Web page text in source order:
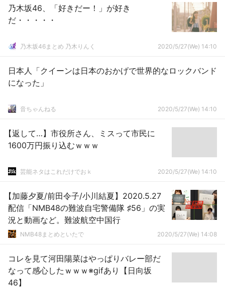
乃木坂46、「好きだー！」が好き
だ・・・・・
乃木坂46まとめ 乃木りんく 2020/5/27(We) 14:10
日本人「クイーンは日本のおかげで世界的なロックバンド
になった」
音ちゃんねる 2020/5/27(We) 14:10
【返して…】市役所さん、ミスって市民に
1600万円振り込むｗｗｗ
芸能ネタはこれだけでおｋ 2020/5/27(We) 14:10
【加藤夕夏/前田令子/小川結夏】2020.5.27
配信「NMB48の難波自宅警備隊 ♯56」の実
況と動画など。難波航空中国行
NMB48まとめといたで 2020/5/27(We) 14:08
コレを見て河田陽菜はやっぱりバレー部だ
なって感心したｗｗｗ※gifあり【日向坂
46】